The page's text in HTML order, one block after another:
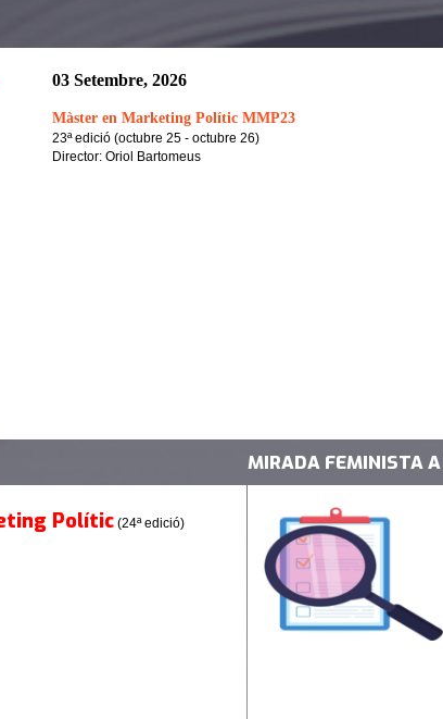
03 Setembre, 2026
Màster en Marketing Polític MMP23
23ª edició (octubre 25 - octubre 26)
Director: Oriol Bartomeus
Polític(24ª edició)
MIRADA FEMINISTA